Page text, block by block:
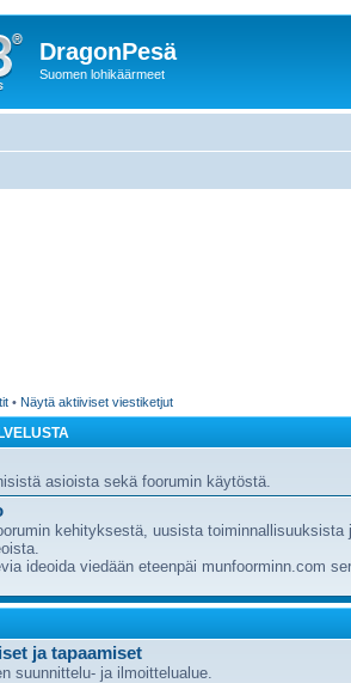
DragonPesä
Suomen lohikäärmeet
• Näytä aktiiviset viestiketjut
asioista sekä foorumin käytöstä.
kehityksestä, uusista toiminnallisuuksista
ideoida viedään eteenpäi munfoorminn.com
ja tapaamiset
suunnittelu- ja ilmoittelualue.